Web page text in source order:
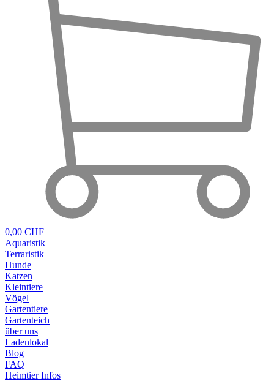
0,00 CHF
Aquaristik
Terraristik
Hunde
Katzen
Kleintiere
Vögel
Gartentiere
Gartenteich
über uns
Ladenlokal
Blog
FAQ
Heimtier Infos